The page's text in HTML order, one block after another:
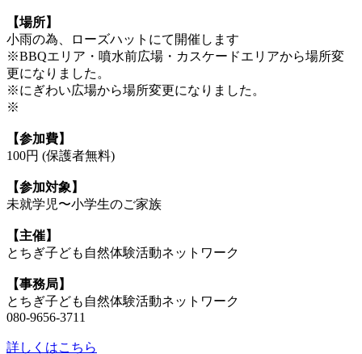
【場所】
小雨の為、ローズハットにて開催します
※BBQエリア・噴水前広場・カスケードエリアから場所変
更になりました。
※にぎわい広場から場所変更になりました。
※
【参加費】
100円 (保護者無料)
【参加対象】
未就学児〜小学生のご家族
【主催】
とちぎ子ども自然体験活動ネットワーク
【事務局】
とちぎ子ども自然体験活動ネットワーク
080-9656-3711
詳しくはこちら